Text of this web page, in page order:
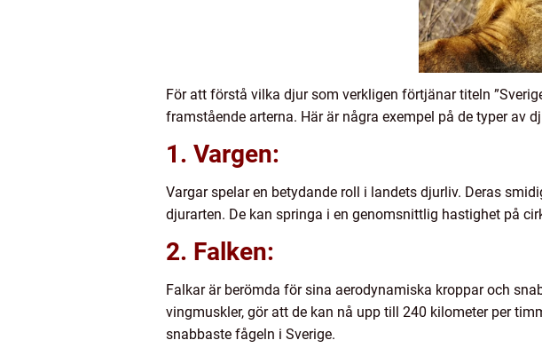
För att förstå vilka djur som verkligen förtjänar titeln
framstående arterna. Här är några exempel på de typer av
1. Vargen:
Vargar spelar en betydande roll i landets djurliv. Deras
djurarten. De kan springa i en genomsnittlig hastighet på
2. Falken:
Falkar är berömda för sina aerodynamiska kroppar och
vingmuskler, gör att de kan nå upp till 240 kilometer per
snabbaste fågeln i Sverige.